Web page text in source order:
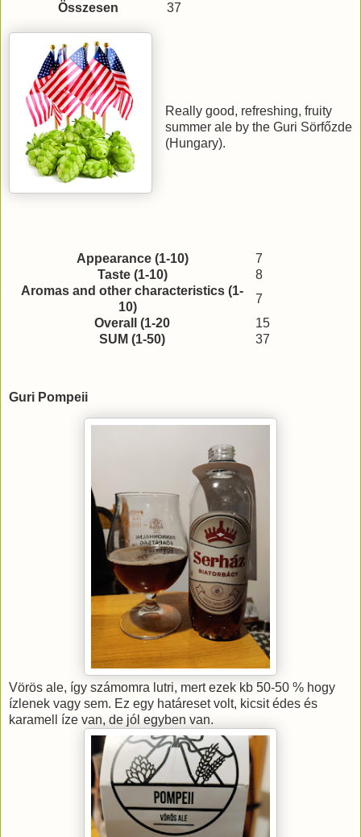
Összesen
37
Really good, refreshing, fruity
summer ale by the Guri Sörfőzde
(Hungary).
Appearance (1-10)
7
Taste (1-10)
8
Aromas and other characteristics (1-
10)
7
Overall (1-20
15
SUM (1-50)
37
Guri Pompeii
Vörös ale, így számomra lutri, mert ezek kb 50-50 % hogy
ízlenek vagy sem. Ez egy határeset volt, kicsit édes és
karamell íze van, de jól egyben van.